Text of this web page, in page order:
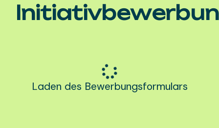
Laden des Bewerbungsformulars